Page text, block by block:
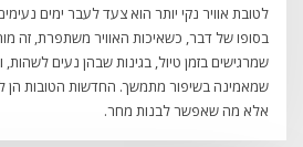
לטובת אוויר נקי יותר הוא צעד לעבר ימים
בסופו של דבר, כשאיכות האוויר משתפרת, זה
שמרגישים בזמן טיול, בגינות שבהן נעים
שמאמינה בשיפור מתמשך. החדשות הטובות
אלא מה שאפשר לבנות מחר.